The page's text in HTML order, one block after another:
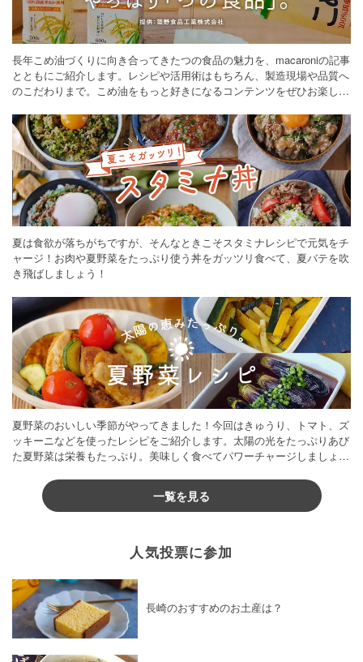
長年こめ油づくりに向き合ってきたつの食品の魅力を、macaroniの記事
とともにご紹介します。レシピや活用術はもちろん、製造現場や品質へ
のこだわりまで。こめ油をもっと好きになるコンテンツをぜひお楽しみ
夏は食欲が落ちがちですが、そんなときこそスタミナレシピで元気をチ
ャージ！お肉や夏野菜をたっぷり使う丼をガッツリ食べて、夏バテを吹
き飛ばしましょう！
夏野菜のおいしい季節がやってきました！今回はきゅうり、トマト、ズ
ッキーニなどを使ったレシピをご紹介します。太陽の光をたっぷりあび
た夏野菜は栄養もたっぷり。美味しく食べてパワーチャージしましょう
一覧を見る
人気投票に参加
長崎のおすすめのお土産は？